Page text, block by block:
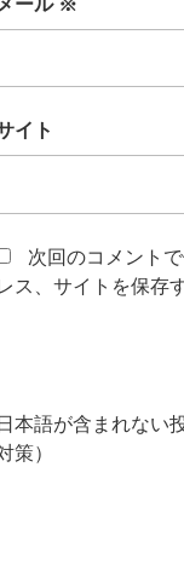
イト
次回のコメント
ス、サイトを保存
日本語が含まれない
策）